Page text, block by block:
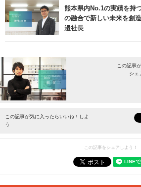
熊本県内No.1の実績を持
の融合で新しい未来を
邉社長
この記事
シェ
最新情報を
この記事が気に入ったらいいね！しよ
う
この記事をシェアしよう！